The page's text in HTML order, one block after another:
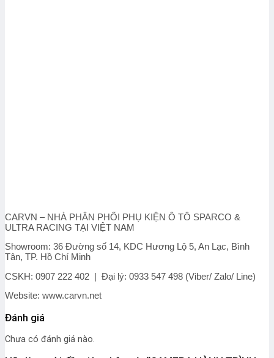
CARVN – NHÀ PHÂN PHỐI PHỤ KIỆN Ô TÔ SPARCO &
ULTRA RACING TẠI VIỆT NAM
Showroom: 36 Đường số 14, KDC Hương Lộ 5, An Lạc, Bình
Tân, TP. Hồ Chí Minh
CSKH: 0907 222 402 | Đại lý: 0933 547 498 (Viber/ Zalo/ Line)
Website: www.carvn.net
Đánh giá
Chưa có đánh giá nào.